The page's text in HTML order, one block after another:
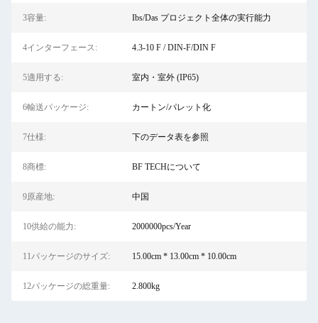
3容量: Ibs/Das プロジェクト全体の実行能力
4インターフェース: 4.3-10 F / DIN-F/DIN F
5適用する: 室内・室外 (IP65)
6輸送パッケージ: カートン/パレット化
7仕様: 下のデータ表を参照
8商標: BF TECHについて
9原産地: 中国
10供給の能力: 2000000pcs/Year
11パッケージのサイズ: 15.00cm * 13.00cm * 10.00cm
12パッケージの総重量: 2.800kg